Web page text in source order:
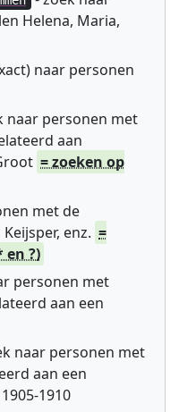
Helena, Maria,
naar personen
naar personen met
aan
= zoeken op
met de
enz. =
?)
personen met
aan een
naar personen met
aan een
1910